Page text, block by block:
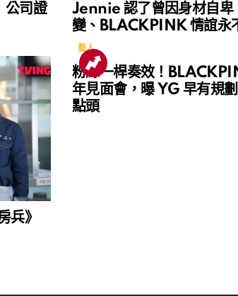
公司證
Jennie 認了曾因身材自卑
變、BLACKPINK 情誼永
兵》
藝人
粉絲一桿奏效！
年見面會，曝 YG 早有規
點頭